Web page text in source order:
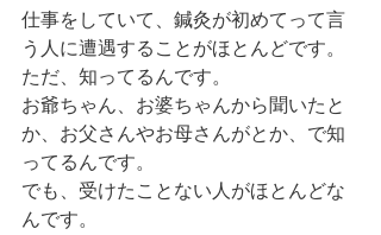
仕事をしていて、鍼灸が初めてって言
う人に遭遇することがほとんどです。
ただ、知ってるんです。
お爺ちゃん、お婆ちゃんから聞いたと
か、お父さんやお母さんがとか、で知
ってるんです。
でも、受けたことない人がほとんどな
んです。